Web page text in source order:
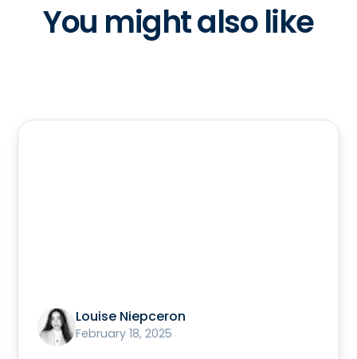
You might also like
Louise Niepceron
February 18, 2025